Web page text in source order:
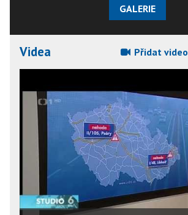
GALERIE
Videa Přidat video